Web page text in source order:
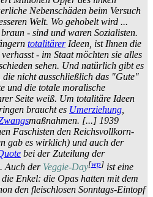
Nebenschäden beim Versuch
Welt. Wo gehobelt wird ...
- sind und waren Sozialisten.
totalitärerIdeen, ist Ihnen die
- im Staat möchten sie alles
sehen. Und natürlich gibt es
die nicht ausschließlich das "Gute"
und die totale moralische
Seite weiß. Um totalitäre Ideen
braucht es Umerziehung
­maßnahmen. [...] 1939
Faschisten den Reichs­voll­korn­
gab es wirklich) und auch der
bei der Zuteilung der
Auch der Veggie-Day[wp] ist eine
Enkel: die Opas hatten mit dem
den fleischlosen Sonntags-Eintopf